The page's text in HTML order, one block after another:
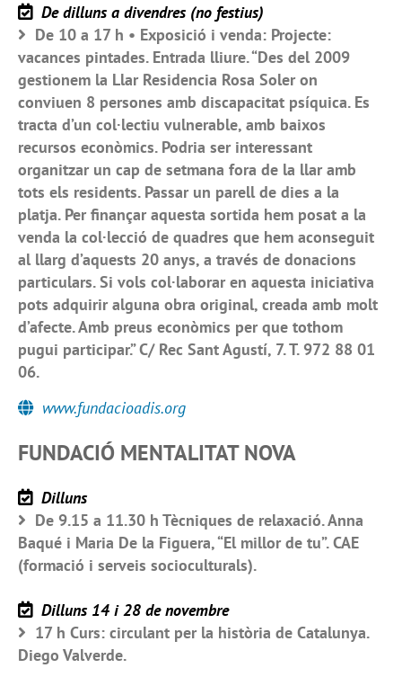
De dilluns a divendres (no festius)
De 10 a 17 h • Exposició i venda: Projecte:
vacances pintades. Entrada lliure. “Des del 2009
gestionem la Llar Residencia Rosa Soler on
conviuen 8 persones amb discapacitat psíquica. Es
tracta d’un col·lectiu vulnerable, amb baixos
recursos econòmics. Podria ser interessant
organitzar un cap de setmana fora de la llar amb
tots els residents. Passar un parell de dies a la
platja. Per finançar aquesta sortida hem posat a la
venda la col·lecció de quadres que hem aconseguit
al llarg d’aquests 20 anys, a través de donacions
particulars. Si vols col·laborar en aquesta iniciativa
pots adquirir alguna obra original, creada amb molt
d’afecte. Amb preus econòmics per que tothom
pugui participar.” C/ Rec Sant Agustí, 7. T. 972 88 01
06.
www.fundacioadis.org
FUNDACIÓ MENTALITAT NOVA
Dilluns
De 9.15 a 11.30 h Tècniques de relaxació. Anna
Baqué i Maria De la Figuera, “El millor de tu”. CAE
(formació i serveis socioculturals).
Dilluns 14 i 28 de novembre
17 h Curs: circulant per la història de Catalunya.
Diego Valverde.